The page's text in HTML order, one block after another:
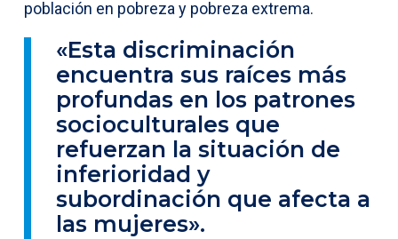
población en pobreza y pobreza extrema.
«Esta discriminación
encuentra sus raíces más
profundas en los patrones
socioculturales que
refuerzan la situación de
inferioridad y
subordinación que afecta a
las mujeres».